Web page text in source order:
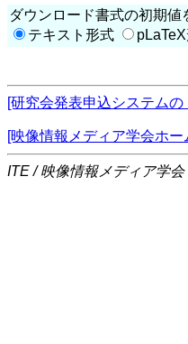
ダウンロード書式の初期値
テキスト形式
[研究会発表申込システム
[映像情報メディア学会ホー
ITE / 映像情報メディア学会